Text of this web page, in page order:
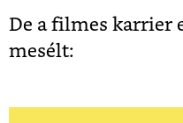
De a filmes karrier
mesélt: